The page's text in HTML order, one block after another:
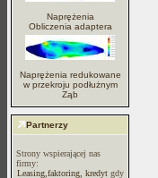
Naprężenia
Obliczenia adaptera
Naprężenia redukowane
w przekroju podłużnym
Ząb
Partnerzy
Strony wspierającej nas
firmy:
Leasing,faktoring, kredytgdy